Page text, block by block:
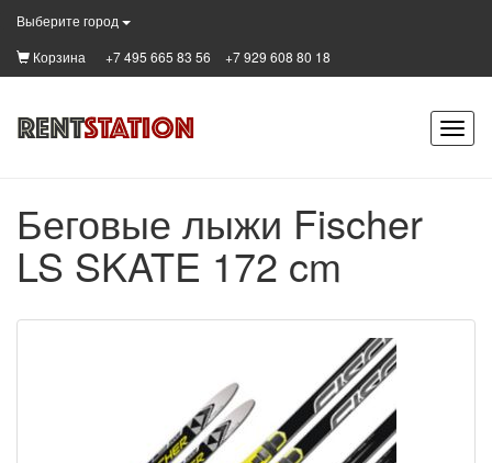
Выберите город
Корзина
+7 495 665 83 56 +7 929 608 80 18
Беговые лыжи Fischer
LS SKATE 172 cm